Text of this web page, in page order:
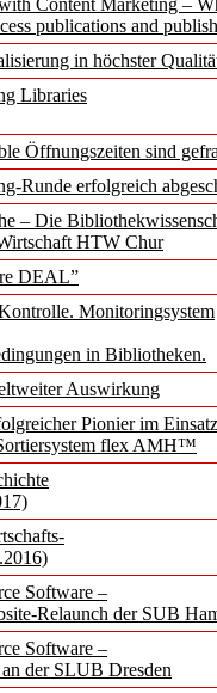
Content Marketing –
publications and
in höchster
Libraries
Öffnungszeiten sind
Runde erfolgreich
– Die
HTW Chur
DEAL”
Monitoringsystem
in Bibliotheken.
Auswirkung
Pionier im
flex AMH™
Software –
Relaunch der SUB
Software –
der SLUB Dresden
(Juni/Juli
der
für
KI-Texte